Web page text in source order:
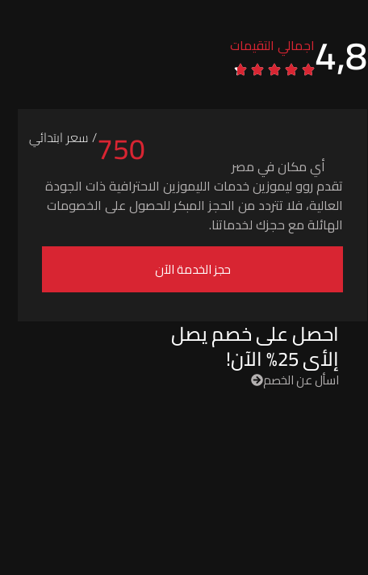
4,8اجمالي التقيمات
750/ سعر ابتدائي
أي مكان في مصر
تقدم روو ليموزين خدمات الليموزين الاحترافية ذات الجودة
العالية، فلا تتردد من الحجز المبكر للحصول على الخصومات
الهائلة مع حجزك لخدماتنا.
حجز الخدمة الآن
احصل على خصم يصل
إلأى 25% الآن!
اسأل عن الخصم